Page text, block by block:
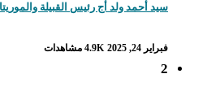
سيد أحمد ولد أج رئيس القبيلة
فبراير 24, 2025 4.9K مشاهدات
2